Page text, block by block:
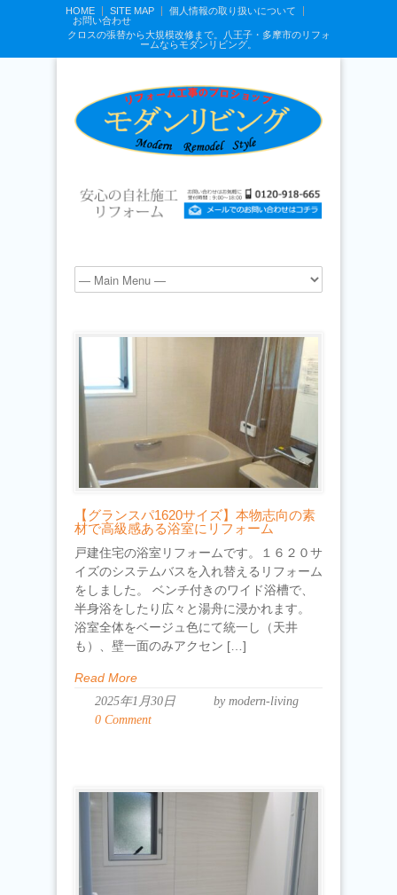
HOME SITE MAP
個人情報の取り扱いについて
お問い合わせ
クロスの張替から大規模改修まで。八王子・多摩市のリフォ
ームならモダンリビング。
【グランスパ1620サイズ】本物志向の素
材で高級感ある浴室にリフォーム
戸建住宅の浴室リフォームです。１６２０サ
イズのシステムバスを入れ替えるリフォーム
をしました。 ベンチ付きのワイド浴槽で、
半身浴をしたり広々と湯舟に浸かれます。
浴室全体をベージュ色にて統一し（天井
も）、壁一面のみアクセン […]
Read More
2025年1月30日
by modern-living
0 Comment